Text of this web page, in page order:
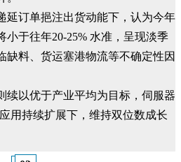
延订单挹注出货动能下，认为今年
小于往年20-25% 水准，呈现淡季
缺料、货运塞港物流等不确定性因
续以优于产业平均为目标，伺服器
用持续扩展下，维持双位数成长